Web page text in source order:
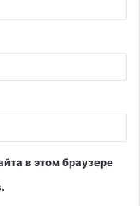
в этом браузере